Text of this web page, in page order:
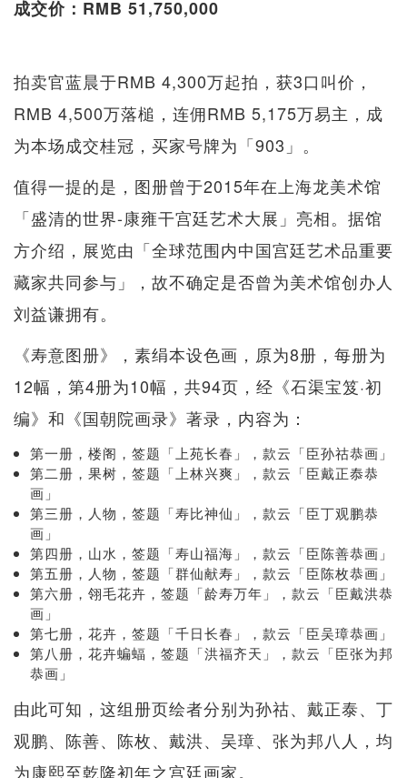
成交价：RMB 51,750,000
拍卖官蓝晨于RMB 4,300万起拍，获3口叫价，
RMB 4,500万落槌，连佣RMB 5,175万易主，成
为本场成交桂冠，买家号牌为「903」。
值得一提的是，图册曾于2015年在上海龙美术馆
「盛清的世界-康雍干宫廷艺术大展」亮相。据馆
方介绍，展览由「全球范围内中国宫廷艺术品重要
藏家共同参与」，故不确定是否曾为美术馆创办人
刘益谦拥有。
《寿意图册》，素绢本设色画，原为8册，每册为
12幅，第4册为10幅，共94页，经《石渠宝笈·初
编》和《国朝院画录》著录，内容为：
第一册，楼阁，签题「上苑长春」，款云「臣孙祜恭画」
第二册，果树，签题「上林兴爽」，款云「臣戴正㤗恭
画」
第三册，人物，签题「寿比神仙」，款云「臣丁观鹏恭
画」
第四册，山水，签题「寿山福海」，款云「臣陈善恭画」
第五册，人物，签题「群仙献寿」，款云「臣陈枚恭画」
第六册，翎毛花卉，签题「龄寿万年」，款云「臣戴洪恭
画」
第七册，花卉，签题「千日长春」，款云「臣吴璋恭画」
第八册，花卉蝙蝠，签题「洪福齐天」，款云「臣张为邦
恭画」
由此可知，这组册页绘者分别为孙祜、戴正泰、丁
观鹏、陈善、陈枚、戴洪、吴璋、张为邦八人，均
为康熙至乾隆初年之宫廷画家。